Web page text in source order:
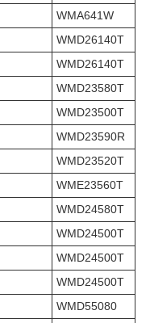
WMA641W
WMD26140T
WMD26140T
WMD23580T
WMD23500T
WMD23590R
WMD23520T
WME23560T
WMD24580T
WMD24500T
WMD24500T
WMD24500T
WMD55080